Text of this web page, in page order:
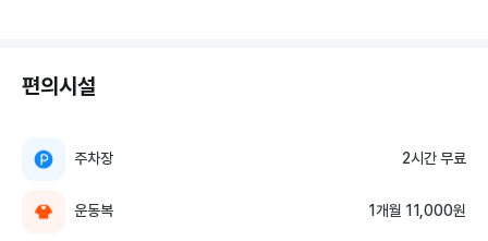
편의시설
주차장 2시간 무료
운동복 1개월 11,000원